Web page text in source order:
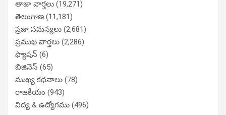
తాజా వార్తలు (19,271)
తెలంగాణ (11,181)
ప్రజా సమస్యలు (2,681)
ప్రముఖ వార్తలు (2,286)
ఫ్యాషన్ (6)
బిజినెస్ (65)
ముఖ్య కథనాలు (78)
రాజకీయం (943)
విద్య & ఉద్యోగము (496)